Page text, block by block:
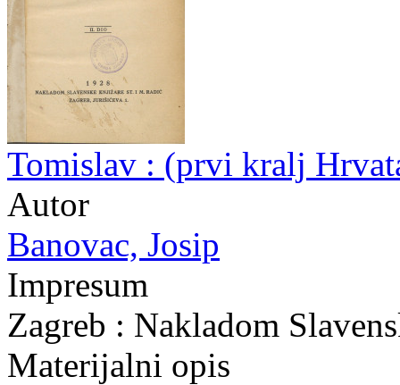
Tomislav : (prvi kralj
Autor
Banovac, Josip
Impresum
Zagreb : Nakladom
Materijalni opis